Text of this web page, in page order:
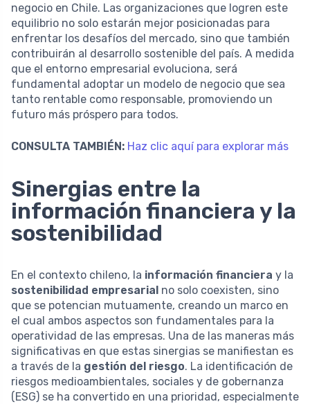
negocio en Chile. Las organizaciones que logren este
equilibrio no solo estarán mejor posicionadas para
enfrentar los desafíos del mercado, sino que también
contribuirán al desarrollo sostenible del país. A medida
que el entorno empresarial evoluciona, será
fundamental adoptar un modelo de negocio que sea
tanto rentable como responsable, promoviendo un
futuro más próspero para todos.
CONSULTA TAMBIÉN: Haz clic aquí para explorar más
Sinergias entre la
información financiera y la
sostenibilidad
En el contexto chileno, la información financiera y la
sostenibilidad empresarial no solo coexisten, sino
que se potencian mutuamente, creando un marco en
el cual ambos aspectos son fundamentales para la
operatividad de las empresas. Una de las maneras más
significativas en que estas sinergias se manifiestan es
a través de la gestión del riesgo. La identificación de
riesgos medioambientales, sociales y de gobernanza
(ESG) se ha convertido en una prioridad, especialmente